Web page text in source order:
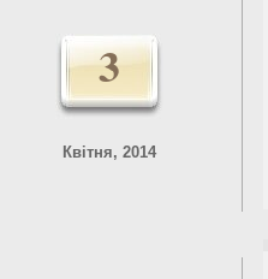
3
Квітня, 2014